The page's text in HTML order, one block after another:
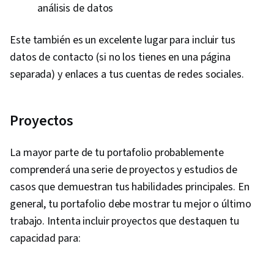
análisis de datos
Este también es un excelente lugar para incluir tus
datos de contacto (si no los tienes en una página
separada) y enlaces a tus cuentas de redes sociales.
Proyectos
La mayor parte de tu portafolio probablemente
comprenderá una serie de proyectos y estudios de
casos que demuestran tus habilidades principales. En
general, tu portafolio debe mostrar tu mejor o último
trabajo. Intenta incluir proyectos que destaquen tu
capacidad para: